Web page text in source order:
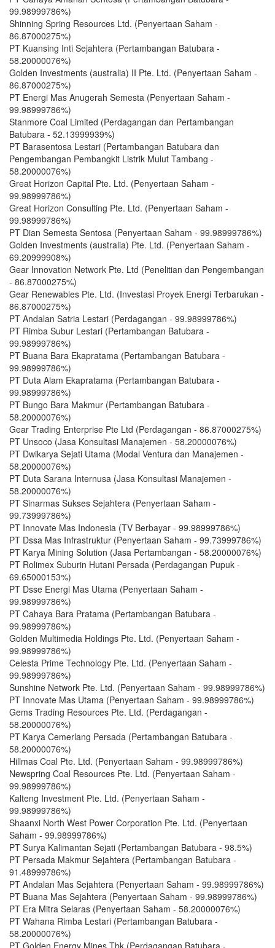
99.98999786%)
Shinning Spring Resources Ltd. (Penyertaan Saham -
86.87000275%)
PT Kuansing Inti Sejahtera (Pertambangan Batubara -
58.20000076%)
Golden Investments (australia) II Pte. Ltd. (Penyertaan Saham -
86.87000275%)
PT Energi Mas Anugerah Semesta (Penyertaan Saham -
99.98999786%)
Stanmore Coal Limited (Perdagangan dan Pertambangan
Batubara - 52.13999939%)
PT Barasentosa Lestari (Pertambangan Batubara dan
Pengembangan Pembangkit Listrik Mulut Tambang -
58.20000076%)
Great Horizon Capital Pte. Ltd. (Penyertaan Saham -
99.98999786%)
Great Horizon Consulting Pte. Ltd. (Penyertaan Saham -
99.98999786%)
PT Dian Semesta Sentosa (Penyertaan Saham - 99.98999786%)
Golden Investments (australia) Pte. Ltd. (Penyertaan Saham -
69.20999908%)
Gear Innovation Network Pte. Ltd (Penelitian dan Pengembangan
- 86.87000275%)
Gear Renewables Pte. Ltd. (Investasi Proyek Energi Terbarukan -
86.87000275%)
PT Andalan Satria Lestari (Perdagangan - 99.98999786%)
PT Rimba Subur Lestari (Pertambangan Batubara -
99.98999786%)
PT Buana Bara Ekapratama (Pertambangan Batubara -
99.98999786%)
PT Duta Alam Ekapratama (Pertambangan Batubara -
99.98999786%)
PT Bungo Bara Makmur (Pertambangan Batubara -
58.20000076%)
Gear Trading Enterprise Pte Ltd (Perdagangan - 86.87000275%)
PT Unsoco (Jasa Konsultasi Manajemen - 58.20000076%)
PT Dwikarya Sejati Utama (Modal Ventura dan Manajemen -
58.20000076%)
PT Duta Sarana Internusa (Jasa Konsultasi Manajemen -
58.20000076%)
PT Sinarmas Sukses Sejahtera (Penyertaan Saham -
99.73999786%)
PT Innovate Mas Indonesia (TV Berbayar - 99.98999786%)
PT Dssa Mas Infrastruktur (Penyertaan Saham - 99.73999786%)
PT Karya Mining Solution (Jasa Pertambangan - 58.20000076%)
PT Rolimex Suburin Hutani Persada (Perdagangan Pupuk -
69.65000153%)
PT Dsse Energi Mas Utama (Penyertaan Saham -
99.98999786%)
PT Cahaya Bara Pratama (Pertambangan Batubara -
99.98999786%)
Golden Multimedia Holdings Pte. Ltd. (Penyertaan Saham -
99.98999786%)
Celesta Prime Technology Pte. Ltd. (Penyertaan Saham -
99.98999786%)
Sunshine Network Pte. Ltd. (Penyertaan Saham - 99.98999786%)
PT Innovate Mas Utama (Penyertaan Saham - 99.98999786%)
Gems Trading Resources Pte. Ltd. (Perdagangan -
58.20000076%)
PT Karya Cemerlang Persada (Pertambangan Batubara -
58.20000076%)
Hillmas Coal Pte. Ltd. (Penyertaan Saham - 99.98999786%)
Newspring Coal Resources Pte. Ltd. (Penyertaan Saham -
99.98999786%)
Kalteng Investment Pte. Ltd. (Penyertaan Saham -
99.98999786%)
Shaanxi North West Power Corporation Pte. Ltd. (Penyertaan
Saham - 99.98999786%)
PT Surya Kalimantan Sejati (Pertambangan Batubara - 98.5%)
PT Persada Makmur Sejahtera (Pertambangan Batubara -
91.48999786%)
PT Andalan Mas Sejahtera (Penyertaan Saham - 99.98999786%)
PT Buana Mas Sejahtera (Penyertaan Saham - 99.98999786%)
PT Era Mitra Selaras (Penyertaan Saham - 58.20000076%)
PT Wahana Rimba Lestari (Pertambangan Batubara -
58.20000076%)
PT Golden Energy Mines Tbk (Perdagangan Batubara -